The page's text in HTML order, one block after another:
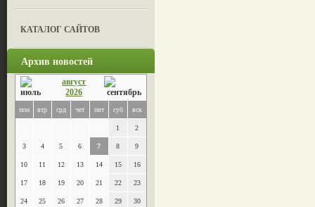
КАТАЛОГ САЙТОВ
Архив новостей
август
2026
пон втр срд чет пят суб вск
1 2
3 4 5 6 7 8 9
10 11 12 13 14 15 16
17 18 19 20 21 22 23
24 25 26 27 28 29 30